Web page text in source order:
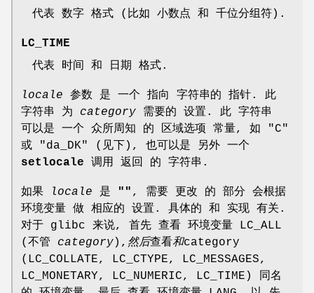
代表 数字 格式 (比如 小数点 和 千位分组符).
LC_TIME
代表 时间 和 日期 格式.
locale 参数 是 一个 指向 字符串的 指针. 此
字符串 为 category 需要的 设置. 此 字符串
可以是 一个 众所周知 的 区域选项 常量, 如 "C"
或 "da_DK" (见下), 也可以是 另外 一个
setlocale 调用 返回 的 字符串.
如果 locale 是 "" , 需要 更改 的 部分 会根据
环境变量 做 相应的 设置. 具体的 和 实现 有关.
对于 glibc 来说, 首先 查看 环境变量 LC_ALL
(不管 category), 然后查看和category
(LC_COLLATE, LC_CTYPE, LC_MESSAGES,
LC_MONETARY, LC_NUMERIC, LC_TIME) 同名